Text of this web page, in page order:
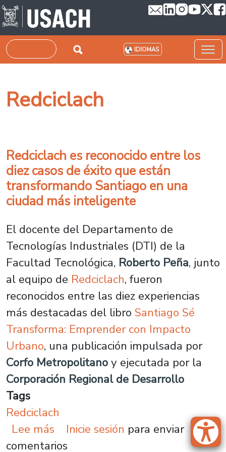
Pasar al contenido principal
Buscar IDIOMAS
Redciclach
Redciclach es reconocido entre los
diez casos de éxito que están
transformando Santiago en una
ciudad más inteligente
El docente del Departamento de
Tecnologías Industriales (DTI) de la
Facultad Tecnológica, Roberto Peña, junto
al equipo de Redciclach, fueron
reconocidos entre las diez experiencias
más destacadas del libro Santiago Sé
Transforma: Emprender con Impacto
Urbano, una publicación impulsada por
Corfo Metropolitanoy ejecutada por la
Corporación Regional de Desarrollo
Tags
Redciclach
Lee más sobre Redciclach es
Inicie sesión para enviar
comentarios